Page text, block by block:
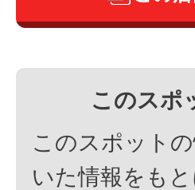
このスポ
このスポット
いた情報をも